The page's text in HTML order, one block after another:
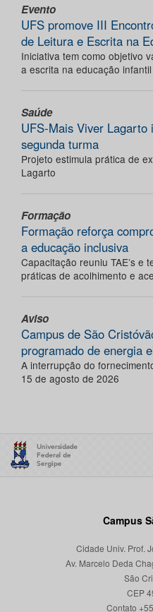
Evento
UFS promove III
de Leitura e Escrita na
Iniciativa tem como objetivo
a escrita na educação infantil
Saúde
UFS-Mais Viver Lagarto
segunda turma
Projeto estimula prática de
Lagarto
Formação
Formação reforça
a educação inclusiva
Capacitação reuniu TAE’s e
práticas de acolhimento e
Aviso
Campus de São
programado de energia
A interrupção do
15 de agosto de 2026
Campus
Cidade Univ. Prof.
Av. Marcelo Deda
São
CEP